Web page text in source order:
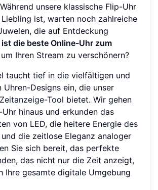
unsere klassische Flip-Uhr
ist, warten noch zahlreiche
die auf Entdeckung
ist die beste Online-Uhr zum
Ihren Stream zu verschönern?
taucht tief in die vielfältigen und
Designs ein, die unser
Zeitanzeige-Tool bietet. Wir gehen
hinaus und erkunden das
von LED, die heitere Energie des
die zeitlose Eleganz analoger
Sie sich bereit, das perfekte
das nicht nur die Zeit anzeigt,
Ihre gesamte digitale Umgebung